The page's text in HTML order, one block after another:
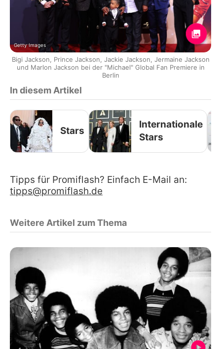
Getty Images
Bigi Jackson, Prince Jackson, Jackie Jackson, Jermaine Jackson
und Marlon Jackson bei der "Michael" Global Fan Premiere in
Berlin
In diesem Artikel
Stars
Internationale
Stars
Tipps für Promiflash? Einfach E-Mail an:
tipps@promiflash.de
Weitere Artikel zum Thema